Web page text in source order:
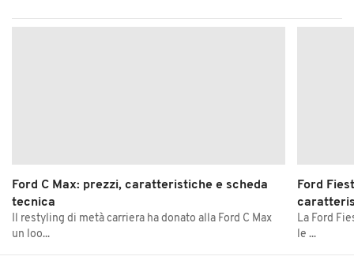
Ford C Max: prezzi, caratteristiche e scheda
tecnica
Il restyling di metà carriera ha donato alla Ford C Max
un loo...
Ford
La Ford
le ...